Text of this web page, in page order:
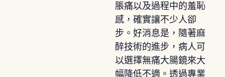
脹痛以及過程中的羞恥
感，確實讓不少人卻
步。好消息是，隨著麻
醉技術的進步，病人可
以選擇無痛大腸鏡來大
幅降低不適。透過專業